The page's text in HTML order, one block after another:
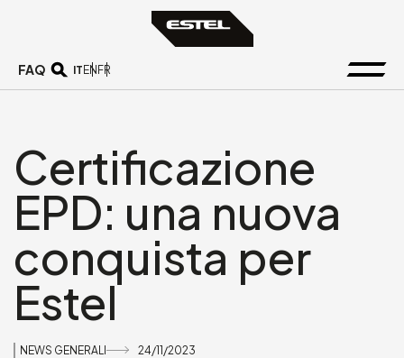
FAQ IT EN FR
Certificazione
EPD: una nuova
conquista per
Estel
NEWS GENERALI 24/11/2023